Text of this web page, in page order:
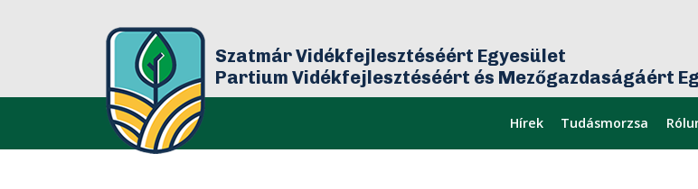
Szatmár Vidékfejlesztéséért Egyesület
Partium Vidékfejlesztéséért és Mezőgazdaságáért
Hírek Tudásmorzsa